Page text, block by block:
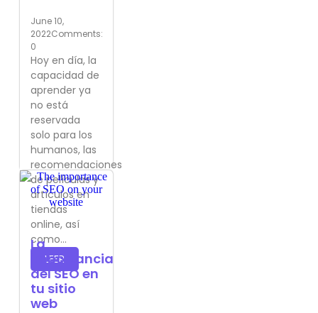
June 10,
2022Comments:
0
Hoy en día, la
capacidad de
aprender ya
no está
reservada
solo para los
humanos, las
recomendaciones
de películas y
artículos en
tiendas
online, así
como...
LEER
La
importancia
del SEO en
tu sitio
web